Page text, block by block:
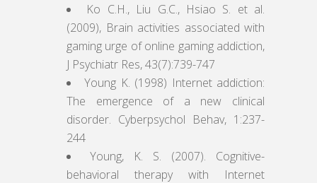
Ko C.H., Liu G.C., Hsiao S. et al.
(2009), Brain activities associated with
gaming urge of online gaming addiction,
J Psychiatr Res, 43(7):739-747
Young K. (1998) Internet addiction:
The emergence of a new clinical
disorder. Cyberpsychol Behav, 1:237-
244
Young, K. S. (2007). Cognitive-
behavioral therapy with Internet